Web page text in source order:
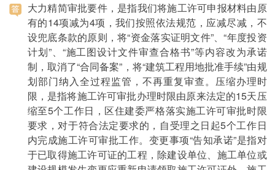
大力精简审批要件，是指我们将施工许可申报材料由原
有的14项减为4项，我们按照依法规范，应减尽减，不
设兜底条款的原则，将“资金落实证明文件”、“年度投资
计划”、“施工图设计文件审查合格书”等内容改为承诺
制，取消了“合同备案”，将“建筑工程用地批准手续”由规
划部门纳入全过程监管，不再重复审查。压缩办理时
限，是指将施工许可审批办理时限由原来法定的15天压
缩至5个工作日，区住建委严格落实施工许可审批时限
要求，对于符合法定要求的，自受理之日起5个工作日
内完成施工许可审批工作。变更事项“告知承诺”是指对
于已取得施工许可证的工程，除建设单位、施工单位或